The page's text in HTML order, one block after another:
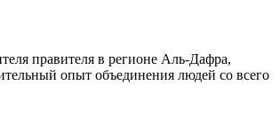
правителя в регионе Аль-Дафра,
опыт объединения людей со всего